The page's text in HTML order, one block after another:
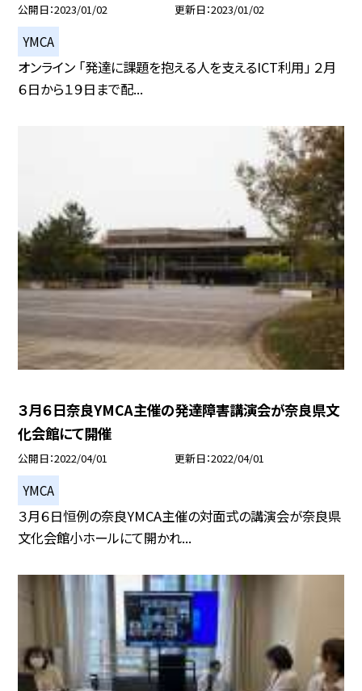
公開日 2023/01/02 更新日 2023/01/02
YMCA
オンライン 「発達に課題を抱える人を支えるICT利用」 ２月
６日から１９日まで配...
３月６日奈良YMCA主催の発達障害講演会が奈良県文
化会館にて開催
公開日 2022/04/01 更新日 2022/04/01
YMCA
３月６日恒例の奈良YMCA主催の対面式の講演会が奈良県
文化会館小ホールにて開かれ...